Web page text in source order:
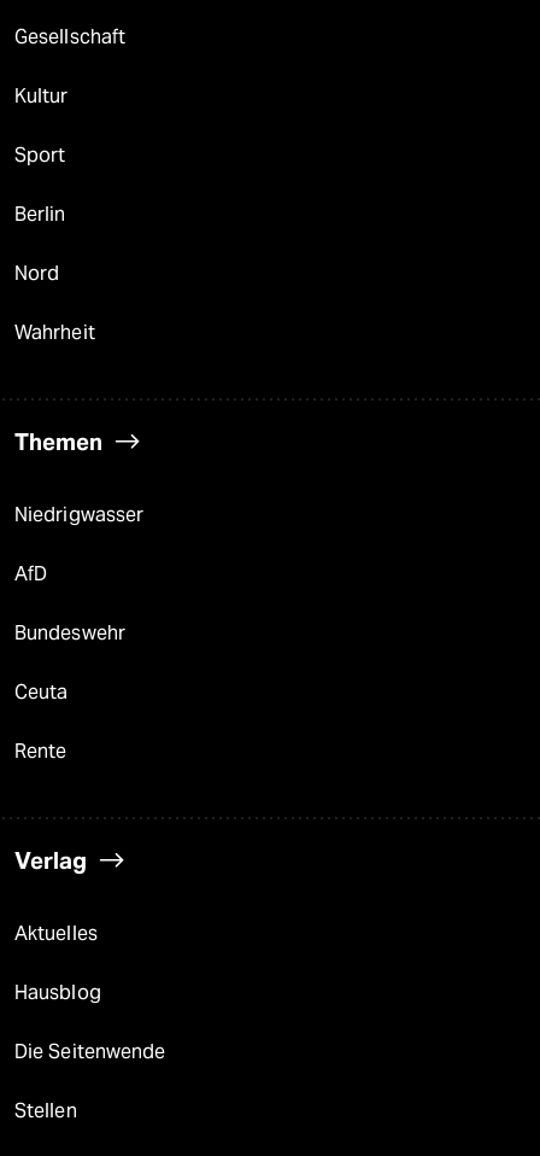
Gesellschaft
Kultur
Sport
Berlin
Nord
Wahrheit
Themen
Niedrigwasser
AfD
Bundeswehr
Ceuta
Rente
Verlag
Aktuelles
Hausblog
Die Seitenwende
Stellen